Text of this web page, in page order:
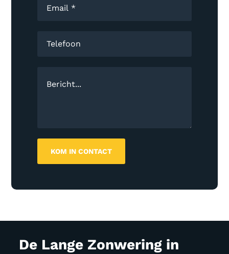
De Lange Zonwering in